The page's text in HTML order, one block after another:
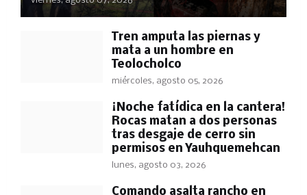
Tren amputa las piernas y
mata a un hombre en
Teolocholco
miércoles, agosto 05, 2026
​¡Noche fatídica en la cantera!
Rocas matan a dos personas
tras desgaje de cerro sin
permisos en Yauhquemehcan
lunes, agosto 03, 2026
Comando asalta rancho en